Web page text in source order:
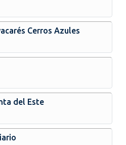
Cerros Azules
del Este